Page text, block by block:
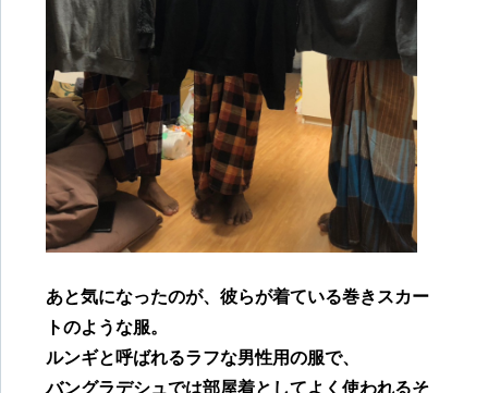
あと気になったのが、彼らが着ている巻きスカー
トのような服。
ルンギと呼ばれるラフな男性用の服で、
バングラデシュでは部屋着としてよく使われるそ